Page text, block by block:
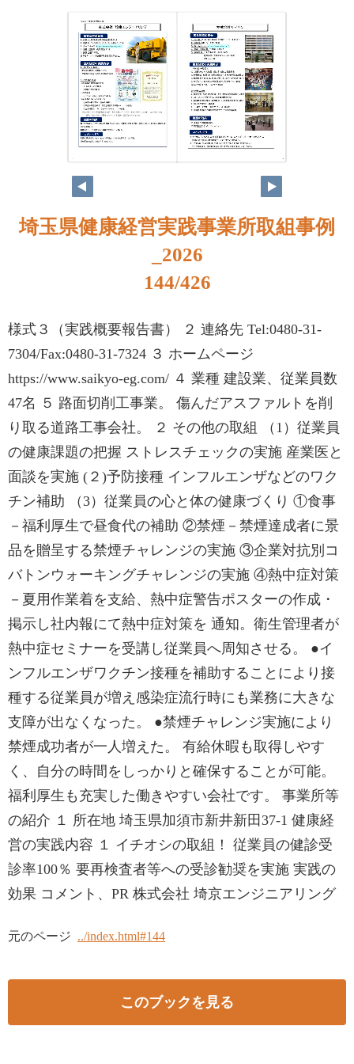
129
128
埼玉県健康経営実践事業所取組事例
_2026
144/426
様式３（実践概要報告書） ２ 連絡先 Tel:0480-31-
7304/Fax:0480-31-7324 ３ ホームページ
https://www.saikyo-eg.com/ ４ 業種 建設業、従業員数
47名 ５ 路面切削工事業。 傷んだアスファルトを削
り取る道路工事会社。 ２ その他の取組 （1）従業員
の健康課題の把握 ストレスチェックの実施 産業医と
面談を実施 (２)予防接種 インフルエンザなどのワク
チン補助 （3）従業員の心と体の健康づくり ①食事
－福利厚生で昼食代の補助 ②禁煙－禁煙達成者に景
品を贈呈する禁煙チャレンジの実施 ③企業対抗別コ
バトンウォーキングチャレンジの実施 ④熱中症対策
－夏用作業着を支給、熱中症警告ポスターの作成・
掲示し社内報にて熱中症対策を 通知。衛生管理者が
熱中症セミナーを受講し従業員へ周知させる。 ●イ
ンフルエンザワクチン接種を補助することにより接
種する従業員が増え感染症流行時にも業務に大きな
支障が出なくなった。 ●禁煙チャレンジ実施により
禁煙成功者が一人増えた。 有給休暇も取得しやす
く、自分の時間をしっかりと確保することが可能。
福利厚生も充実した働きやすい会社です。 事業所等
の紹介 １ 所在地 埼玉県加須市新井新田37-1 健康経
営の実践内容 １ イチオシの取組！ 従業員の健診受
診率100％ 要再検査者等への受診勧奨を実施 実践の
効果 コメント、PR 株式会社 埼京エンジニアリング
元のページ ../index.html#144
このブックを見る